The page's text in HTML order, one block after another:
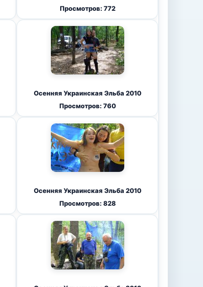
Просмотров: 772
Осенняя Украинская Эльба 2010
Просмотров: 760
Осенняя Украинская Эльба 2010
Просмотров: 828